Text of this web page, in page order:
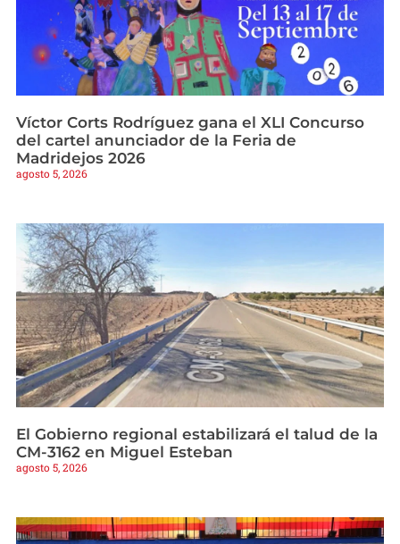
Víctor Corts Rodríguez gana el XLI Concurso
del cartel anunciador de la Feria de
Madridejos 2026
agosto 5, 2026
El Gobierno regional estabilizará el talud de la
CM-3162 en Miguel Esteban
agosto 5, 2026